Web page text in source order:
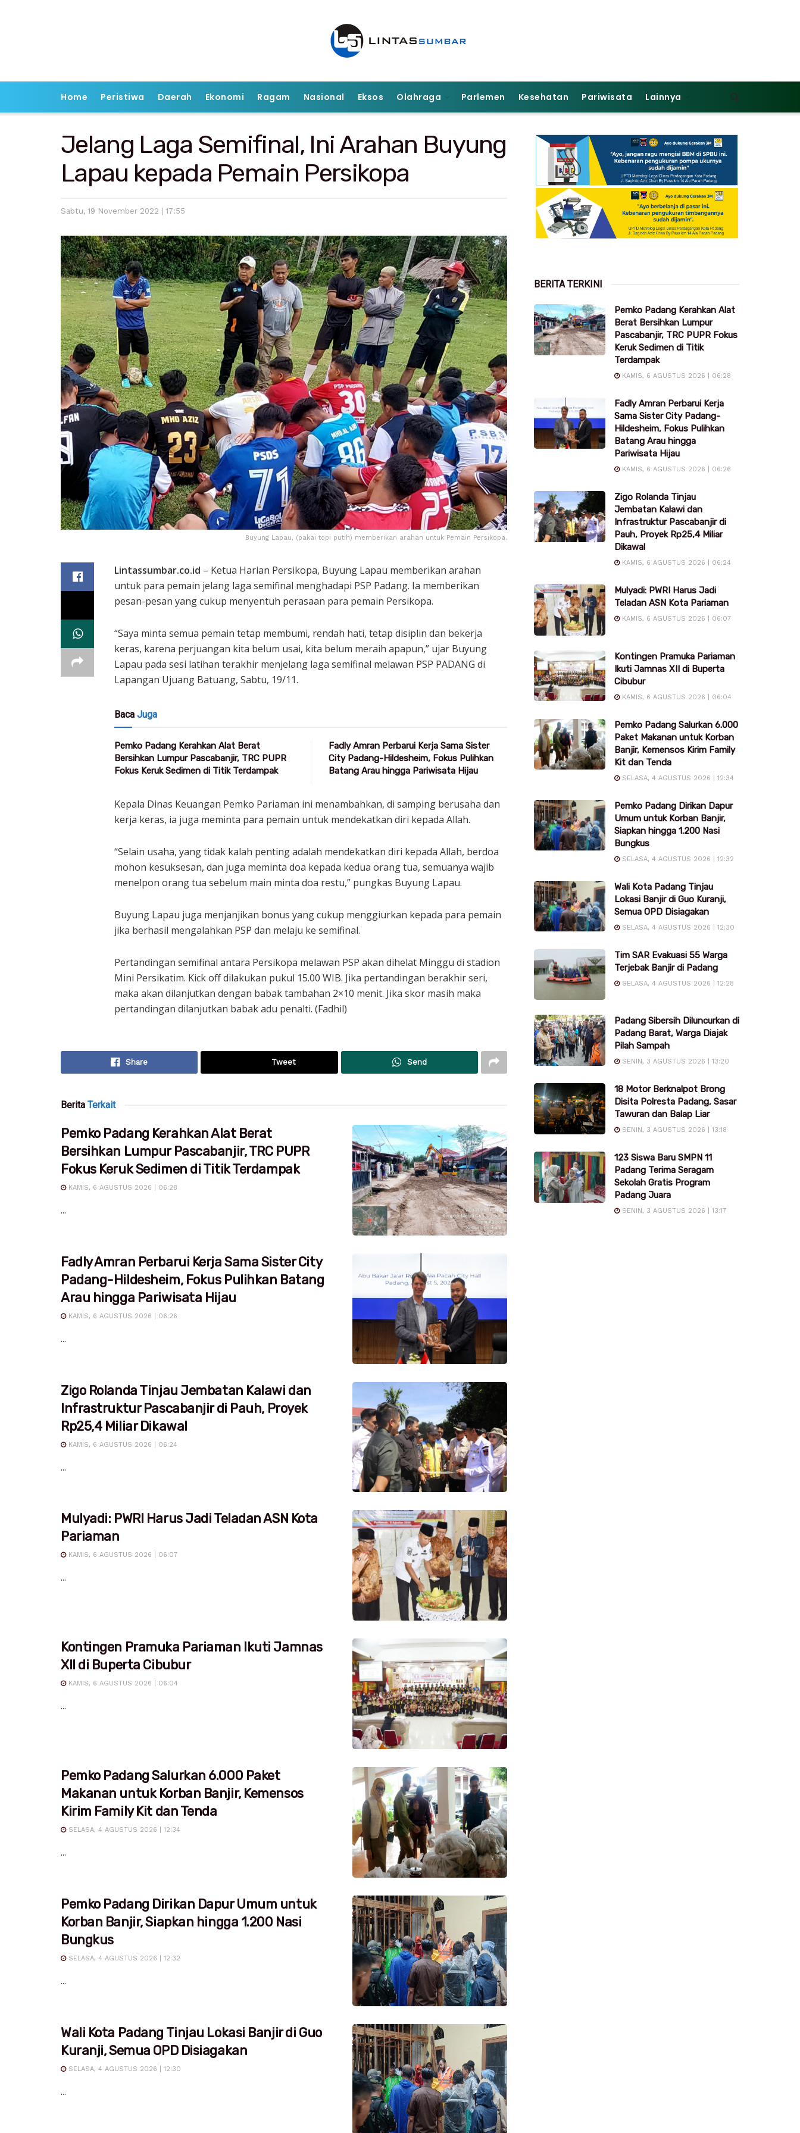
Home Peristiwa Daerah Ekonomi Ragam Nasional Eksos Olahraga Parlemen Kesehatan Pariwisata Lainnya
Jelang Laga Semifinal, Ini Arahan Buyung
Lapau kepada Pemain Persikopa
Sabtu, 19 November 2022 | 17:55
Buyung Lapau, (pakai topi putih) memberikan arahan untuk Pemain Persikopa.
Lintassumbar.co.id – Ketua Harian Persikopa, Buyung Lapau memberikan arahan
untuk para pemain jelang laga semifinal menghadapi PSP Padang. Ia memberikan
pesan-pesan yang cukup menyentuh perasaan para pemain Persikopa.
“Saya minta semua pemain tetap membumi, rendah hati, tetap disiplin dan bekerja
keras, karena perjuangan kita belum usai, kita belum meraih apapun,” ujar Buyung
Lapau pada sesi latihan terakhir menjelang laga semifinal melawan PSP PADANG di
Lapangan Ujuang Batuang, Sabtu, 19/11.
Baca Juga
Pemko Padang Kerahkan Alat Berat
Bersihkan Lumpur Pascabanjir, TRC PUPR
Fokus Keruk Sedimen di Titik Terdampak
Fadly Amran Perbarui Kerja Sama Sister
City Padang-Hildesheim, Fokus Pulihkan
Batang Arau hingga Pariwisata Hijau
Kepala Dinas Keuangan Pemko Pariaman ini menambahkan, di samping berusaha dan
kerja keras, ia juga meminta para pemain untuk mendekatkan diri kepada Allah.
“Selain usaha, yang tidak kalah penting adalah mendekatkan diri kepada Allah, berdoa
mohon kesuksesan, dan juga meminta doa kepada kedua orang tua, semuanya wajib
menelpon orang tua sebelum main minta doa restu,” pungkas Buyung Lapau.
Buyung Lapau juga menjanjikan bonus yang cukup menggiurkan kepada para pemain
jika berhasil mengalahkan PSP dan melaju ke semifinal.
Pertandingan semifinal antara Persikopa melawan PSP akan dihelat Minggu di stadion
Mini Persikatim. Kick off dilakukan pukul 15.00 WIB. Jika pertandingan berakhir seri,
maka akan dilanjutkan dengan babak tambahan 2×10 menit. Jika skor masih maka
pertandingan dilanjutkan babak adu penalti. (Fadhil)
Share Tweet Send
Berita Terkait
Pemko Padang Kerahkan Alat Berat
Bersihkan Lumpur Pascabanjir, TRC PUPR
Fokus Keruk Sedimen di Titik Terdampak
KAMIS, 6 AGUSTUS 2026 | 06:28
...
Fadly Amran Perbarui Kerja Sama Sister City
Padang-Hildesheim, Fokus Pulihkan Batang
Arau hingga Pariwisata Hijau
KAMIS, 6 AGUSTUS 2026 | 06:26
...
Zigo Rolanda Tinjau Jembatan Kalawi dan
Infrastruktur Pascabanjir di Pauh, Proyek
Rp25,4 Miliar Dikawal
KAMIS, 6 AGUSTUS 2026 | 06:24
...
Mulyadi: PWRI Harus Jadi Teladan ASN Kota
Pariaman
KAMIS, 6 AGUSTUS 2026 | 06:07
...
Kontingen Pramuka Pariaman Ikuti Jamnas
XII di Buperta Cibubur
KAMIS, 6 AGUSTUS 2026 | 06:04
...
Pemko Padang Salurkan 6.000 Paket
Makanan untuk Korban Banjir, Kemensos
Kirim Family Kit dan Tenda
SELASA, 4 AGUSTUS 2026 | 12:34
...
Pemko Padang Dirikan Dapur Umum untuk
Korban Banjir, Siapkan hingga 1.200 Nasi
Bungkus
SELASA, 4 AGUSTUS 2026 | 12:32
...
Wali Kota Padang Tinjau Lokasi Banjir di Guo
Kuranji, Semua OPD Disiagakan
SELASA, 4 AGUSTUS 2026 | 12:30
...
BERITA TERKINI
Pemko Padang Kerahkan Alat
Berat Bersihkan Lumpur
Pascabanjir, TRC PUPR Fokus
Keruk Sedimen di Titik
Terdampak
KAMIS, 6 AGUSTUS 2026 | 06:28
Fadly Amran Perbarui Kerja
Sama Sister City Padang-
Hildesheim, Fokus Pulihkan
Batang Arau hingga
Pariwisata Hijau
KAMIS, 6 AGUSTUS 2026 | 06:26
Zigo Rolanda Tinjau
Jembatan Kalawi dan
Infrastruktur Pascabanjir di
Pauh, Proyek Rp25,4 Miliar
Dikawal
KAMIS, 6 AGUSTUS 2026 | 06:24
Mulyadi: PWRI Harus Jadi
Teladan ASN Kota Pariaman
KAMIS, 6 AGUSTUS 2026 | 06:07
Kontingen Pramuka Pariaman
Ikuti Jamnas XII di Buperta
Cibubur
KAMIS, 6 AGUSTUS 2026 | 06:04
Pemko Padang Salurkan 6.000
Paket Makanan untuk Korban
Banjir, Kemensos Kirim Family
Kit dan Tenda
SELASA, 4 AGUSTUS 2026 | 12:34
Pemko Padang Dirikan Dapur
Umum untuk Korban Banjir,
Siapkan hingga 1.200 Nasi
Bungkus
SELASA, 4 AGUSTUS 2026 | 12:32
Wali Kota Padang Tinjau
Lokasi Banjir di Guo Kuranji,
Semua OPD Disiagakan
SELASA, 4 AGUSTUS 2026 | 12:30
Tim SAR Evakuasi 55 Warga
Terjebak Banjir di Padang
SELASA, 4 AGUSTUS 2026 | 12:28
Padang Sibersih Diluncurkan di
Padang Barat, Warga Diajak
Pilah Sampah
SENIN, 3 AGUSTUS 2026 | 13:20
18 Motor Berknalpot Brong
Disita Polresta Padang, Sasar
Tawuran dan Balap Liar
SENIN, 3 AGUSTUS 2026 | 13:18
123 Siswa Baru SMPN 11
Padang Terima Seragam
Sekolah Gratis Program
Padang Juara
SENIN, 3 AGUSTUS 2026 | 13:17